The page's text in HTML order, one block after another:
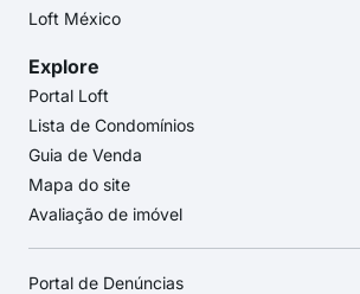
Loft México
Explore
Portal Loft
Lista de Condomínios
Guia de Venda
Mapa do site
Avaliação de imóvel
Portal de Denúncias